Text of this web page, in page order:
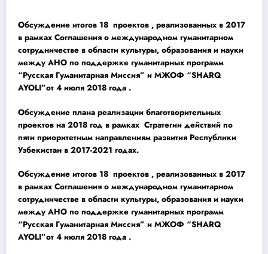
Обсуждение итогов 18 проектов , реализованных в 2017
в рамках Соглашения о международном гуманитарном
сотрудничестве в области культуры, образования и науки
между АНО по поддержке гуманитарных программ
“Русская Гуманитарная Миссия” и МЖОФ “SHARQ
AYOLI”от 4 июля 2018 года .
Обсуждение плана реализации благотворительных
проектов на 2018 год в рамках Стратегии действий по
пяти приоритетным направлениям развития Республики
Узбекистан в 2017-2021 годах.
Обсуждение итогов 18 проектов , реализованных в 2017
в рамках Соглашения о международном гуманитарном
сотрудничестве в области культуры, образования и науки
между АНО по поддержке гуманитарных программ
“Русская Гуманитарная Миссия” и МЖОФ “SHARQ
AYOLI”от 4 июля 2018 года .